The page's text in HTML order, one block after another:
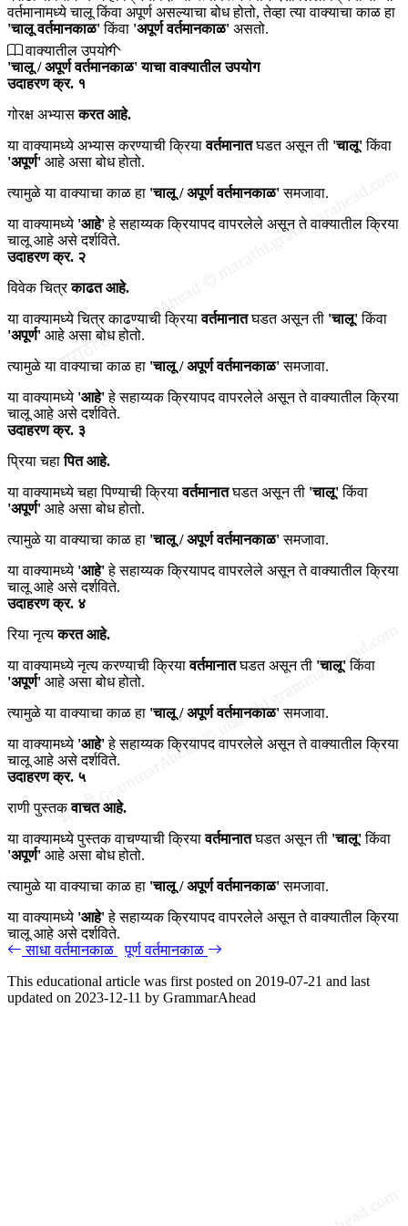
वर्तमानामध्ये चालू किंवा अपूर्ण असल्याचा बोध होतो, तेव्हा त्या वाक्याचा काळ हा
'चालू वर्तमानकाळ'किंवा 'अपूर्ण वर्तमानकाळ' असतो.
वाक्यातील उपयोग
'चालू / अपूर्ण वर्तमानकाळ' याचा वाक्यातील उपयोग
उदाहरण क्र. १
गोरक्ष अभ्यासकरत आहे.
या वाक्यामध्ये अभ्यास करण्याची क्रियावर्तमानातघडत असून ती 'चालू'किंवा
'अपूर्ण' आहे असा बोध होतो.
त्यामुळे या वाक्याचा काळ हा 'चालू / अपूर्ण वर्तमानकाळ'समजावा.
या वाक्यामध्ये 'आहे'हे सहाय्यक क्रियापद वापरलेले असून ते वाक्यातील क्रिया
चालू आहे असे दर्शविते.
उदाहरण क्र. २
विवेक चित्रकाढत आहे.
या वाक्यामध्ये चित्र काढण्याची क्रियावर्तमानातघडत असून ती 'चालू'किंवा
'अपूर्ण' आहे असा बोध होतो.
त्यामुळे या वाक्याचा काळ हा 'चालू / अपूर्ण वर्तमानकाळ'समजावा.
या वाक्यामध्ये 'आहे'हे सहाय्यक क्रियापद वापरलेले असून ते वाक्यातील क्रिया
चालू आहे असे दर्शविते.
उदाहरण क्र. ३
प्रिया चहापित आहे.
या वाक्यामध्ये चहा पिण्याची क्रियावर्तमानातघडत असून ती 'चालू'किंवा
'अपूर्ण' आहे असा बोध होतो.
त्यामुळे या वाक्याचा काळ हा 'चालू / अपूर्ण वर्तमानकाळ'समजावा.
या वाक्यामध्ये 'आहे'हे सहाय्यक क्रियापद वापरलेले असून ते वाक्यातील क्रिया
चालू आहे असे दर्शविते.
उदाहरण क्र. ४
रिया नृत्यकरत आहे.
या वाक्यामध्ये नृत्य करण्याची क्रियावर्तमानातघडत असून ती 'चालू'किंवा
'अपूर्ण' आहे असा बोध होतो.
त्यामुळे या वाक्याचा काळ हा 'चालू / अपूर्ण वर्तमानकाळ'समजावा.
या वाक्यामध्ये 'आहे'हे सहाय्यक क्रियापद वापरलेले असून ते वाक्यातील क्रिया
चालू आहे असे दर्शविते.
उदाहरण क्र. ५
राणी पुस्तकवाचत आहे.
या वाक्यामध्ये पुस्तक वाचण्याची क्रियावर्तमानातघडत असून ती 'चालू'किंवा
'अपूर्ण' आहे असा बोध होतो.
त्यामुळे या वाक्याचा काळ हा 'चालू / अपूर्ण वर्तमानकाळ'समजावा.
या वाक्यामध्ये 'आहे'हे सहाय्यक क्रियापद वापरलेले असून ते वाक्यातील क्रिया
चालू आहे असे दर्शविते.
साधा वर्तमानकाळ
पूर्ण वर्तमानकाळ
This educational article was first posted on 2019-07-21 and last
updated on 2023-12-11 by GrammarAhead